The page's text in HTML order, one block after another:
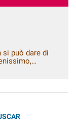
può dare di